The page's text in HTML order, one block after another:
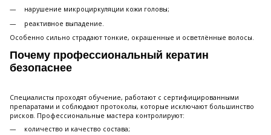
нарушение микроциркуляции кожи головы;
реактивное выпадение.
Особенно сильно страдают тонкие, окрашенные и осветлённые волосы.
Почему профессиональный кератин
безопаснее
Специалисты проходят обучение, работают с сертифицированными
препаратами и соблюдают протоколы, которые исключают большинство
рисков. Профессиональные мастера контролируют:
количество и качество состава;